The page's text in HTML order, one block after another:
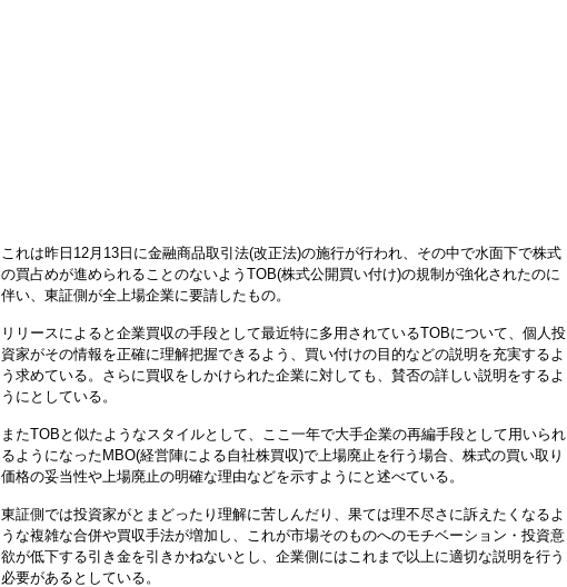
これは昨日12月13日に金融商品取引法(改正法)の施行が行われ、その中で水面下で株式
の買占めが進められることのないようTOB(株式公開買い付け)の規制が強化されたのに
伴い、東証側が全上場企業に要請したもの。
リリースによると企業買収の手段として最近特に多用されているTOBについて、個人投
資家がその情報を正確に理解把握できるよう、買い付けの目的などの説明を充実するよ
う求めている。さらに買収をしかけられた企業に対しても、賛否の詳しい説明をするよ
うにとしている。
またTOBと似たようなスタイルとして、ここ一年で大手企業の再編手段として用いられ
るようになったMBO(経営陣による自社株買収)で上場廃止を行う場合、株式の買い取り
価格の妥当性や上場廃止の明確な理由などを示すようにと述べている。
東証側では投資家がとまどったり理解に苦しんだり、果ては理不尽さに訴えたくなるよ
うな複雑な合併や買収手法が増加し、これが市場そのものへのモチベーション・投資意
欲が低下する引き金を引きかねないとし、企業側にはこれまで以上に適切な説明を行う
必要があるとしている。